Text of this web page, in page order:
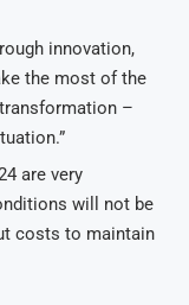
innovation,
the most of the
–
are very
will not be
costs to maintain